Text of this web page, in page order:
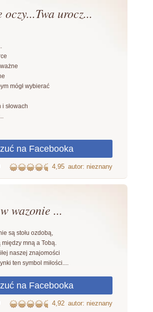
oczy...Twa urocz...
mógł wybierać
słowach
4,95 autor: nieznany
wazonie ...
są stołu ozdobą,
między mną a Tobą.
naszej znajomości
ten symbol miłości....
4,92 autor: nieznany